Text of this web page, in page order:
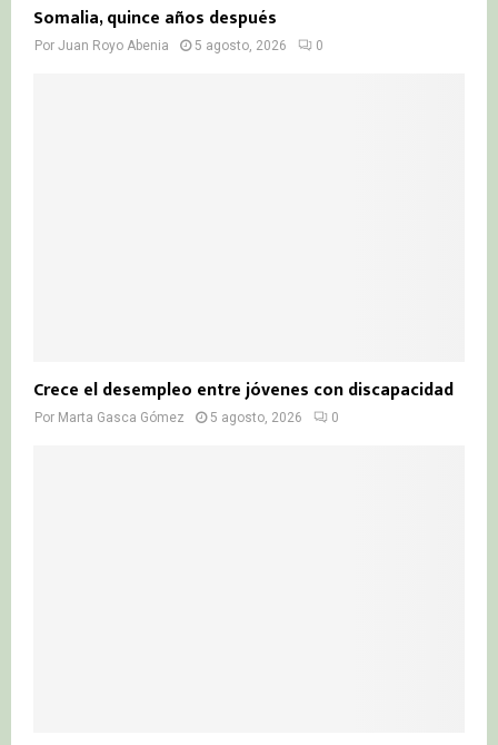
Somalia, quince años después
Por Juan Royo Abenia 5 agosto, 2026 0
Crece el desempleo entre jóvenes con discapacidad
Por Marta Gasca Gómez 5 agosto, 2026 0